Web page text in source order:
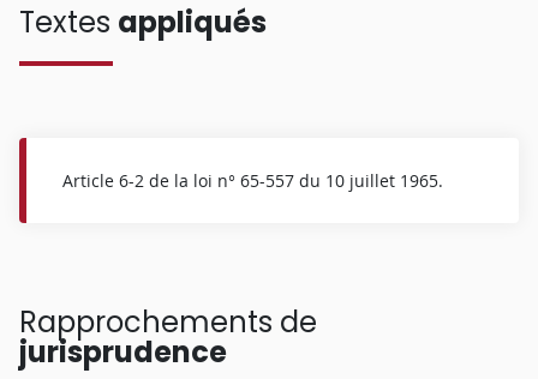
Textes appliqués
Article 6-2 de la loi n° 65-557 du 10 juillet 1965.
Rapprochements de
jurisprudence